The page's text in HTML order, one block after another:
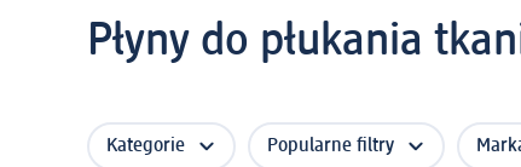
Płyny do płukania
Kategorie Popularne filtry